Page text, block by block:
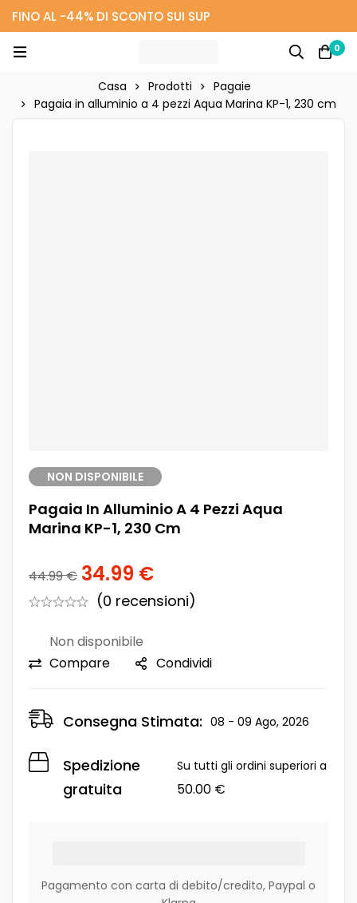
FINO AL -44% DI SCONTO SUI SUP
0
Casa Prodotti
Pagaie
Pagaia in alluminio a 4 pezzi Aqua Marina KP-1, 230 cm
NON DISPONIBILE
Pagaia In Alluminio A 4 Pezzi Aqua
Marina KP-1, 230 Cm
44.99€ 34.99 €
(0 recensioni)
Non disponibile
Compare
Condividi
Consegna Stimata: 08 - 09 Ago, 2026
Spedizione
gratuita
Su tutti gli ordini superiori a
50.00 €
Pagamento con carta di debito/credito, Paypal o